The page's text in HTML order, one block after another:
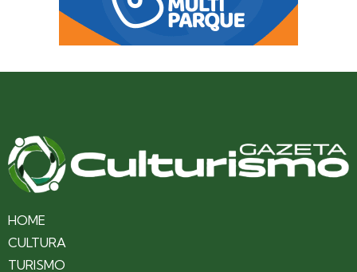
HOME
CULTURA
TURISMO